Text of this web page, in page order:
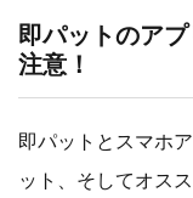
即パットのア
注意！
即パットとスマホ
ット、そしてオス